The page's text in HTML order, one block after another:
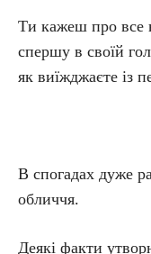
Ти кажеш про все
спершу в своїй
як виїжджаєте із
В спогадах дуже
обличчя.
Деякі факти